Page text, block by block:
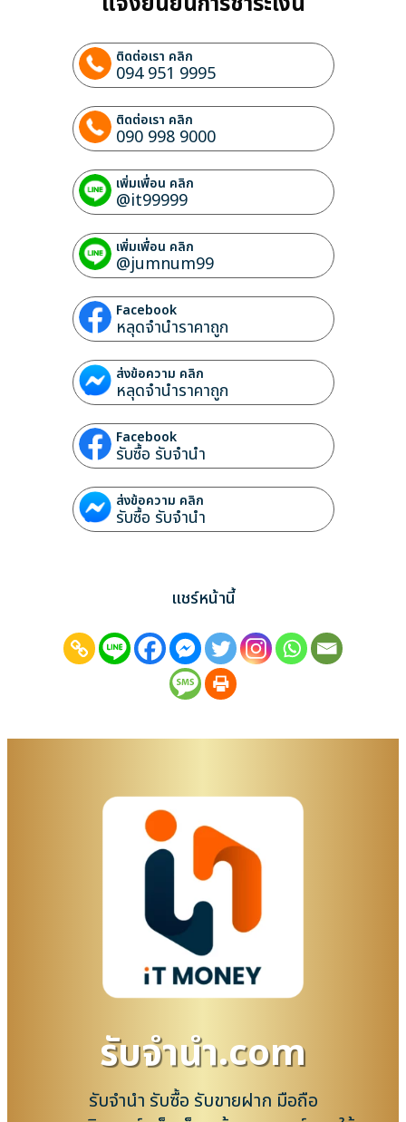
ติดต่อเรา คลิก
094 951 9995
ติดต่อเรา คลิก
090 998 9000
เพิ่มเพื่อน คลิก
@it99999
เพิ่มเพื่อน คลิก
@jumnum99
Facebook
หลุดจำนำราคาถูก
ส่งข้อความ คลิก
หลุดจำนำราคาถูก
Facebook
รับซื้อ รับจำนำ
ส่งข้อความ คลิก
รับซื้อ รับจำนำ
แชร์หน้านี้
รับจํานํา.com
รับจำนำ รับซื้อ รับขายฝาก มือถือ